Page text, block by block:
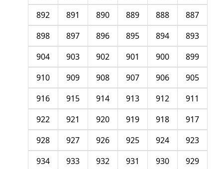
887
888
889
890
891
892
893
894
895
896
897
898
899
900
901
902
903
904
905
906
907
908
909
910
911
912
913
914
915
916
917
918
919
920
921
922
923
924
925
926
927
928
929
930
931
932
933
934